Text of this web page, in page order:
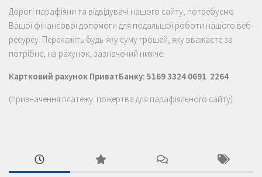
Дорогі парафіяни та відвідувачі нашого сайту, потребуємо
Вашої фінансової допомоги для подальшої роботи нашого веб-
ресурсу. Перекажіть будь-яку суму грошей, яку вважаєте за
потрібне, на рахунок, зазначений нижче.
Картковий рахунок ПриватБанку: 5169 3324 0691 2264
(призначення платежу: пожертва для парафіяльного сайту)